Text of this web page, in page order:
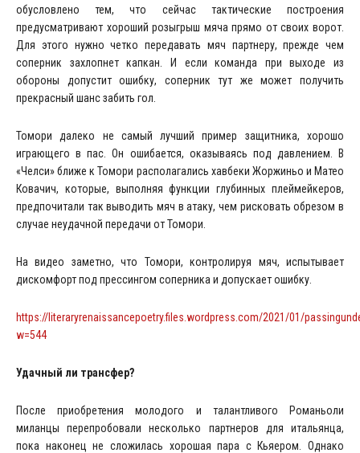
обусловлено тем, что сейчас тактические построения
предусматривают хороший розыгрыш мяча прямо от своих ворот.
Для этого нужно четко передавать мяч партнеру, прежде чем
соперник захлопнет капкан. И если команда при выходе из
обороны допустит ошибку, соперник тут же может получить
прекрасный шанс забить гол.
Томори далеко не самый лучший пример защитника, хорошо
играющего в пас. Он ошибается, оказываясь под давлением. В
«Челси» ближе к Томори располагались хавбеки Жоржиньо и Матео
Ковачич, которые, выполняя функции глубинных плеймейкеров,
предпочитали так выводить мяч в атаку, чем рисковать обрезом в
случае неудачной передачи от Томори.
На видео заметно, что Томори, контролируя мяч, испытывает
дискомфорт под прессингом соперника и допускает ошибку.
https://literaryrenaissancepoetry.files.wordpress.com/2021/01/
w=544
Удачный ли трансфер?
После приобретения молодого и талантливого Романьоли
миланцы перепробовали несколько партнеров для итальянца,
пока наконец не сложилась хорошая пара с Кьяером. Однако